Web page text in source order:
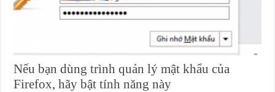
Nếu bạn dùng trình quản lý mật khẩu của
Firefox, hãy bật tính năng này